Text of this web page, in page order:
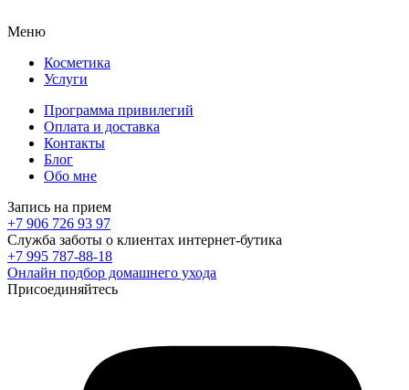
Меню
Косметика
Услуги
Программа привилегий
Оплата и доставка
Контакты
Блог
Обо мне
Запись на прием
+7 906 726 93 97
Служба заботы о клиентах интернет-бутика
+7 995 787-88-18
Онлайн подбор домашнего ухода
Присоединяйтесь